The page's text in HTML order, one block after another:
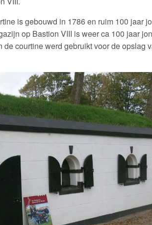
is gebouwd in 1786 en ruim 100 jaar
op Bastion VIII is weer ca 100 jaar
courtine werd gebruikt voor de opslag